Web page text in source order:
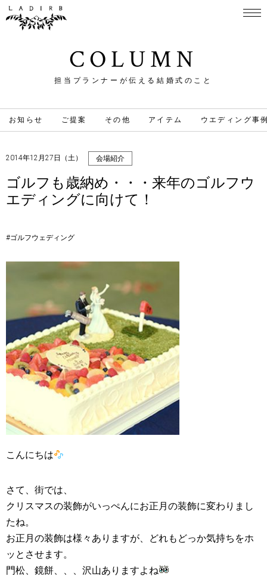
COLUMN
担当プランナーが伝える結婚式のこと
お知らせ ご提案 その他 アイテム ウエディング事
2014年12月27日（土） 会場紹介
ゴルフも歳納め・・・来年のゴルフウ
エディングに向けて！
#ゴルフウェディング
こんにちは
さて、街では、
クリスマスの装飾がいっぺんにお正月の装飾に変わりまし
たね。
お正月の装飾は様々ありますが、どれもどっか気持ちをホ
ッとさせます。
門松、鏡餅、、、沢山ありますよね